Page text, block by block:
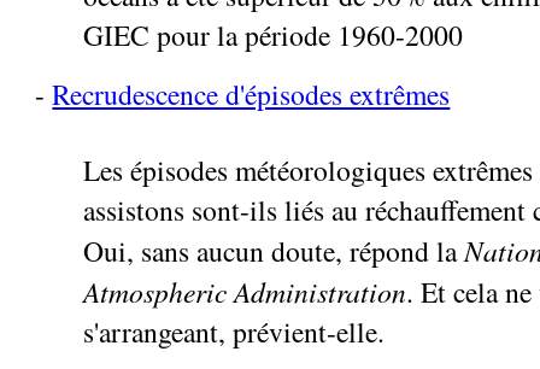
GIEC pour la période 1960-2000
-Recrudescence d'épisodes extrêmes
Les épisodes météorologiques
assistons sont-ils liés au
Oui, sans aucun doute, répond la
Atmospheric Administration. Et cela
s'arrangeant, prévient-elle.